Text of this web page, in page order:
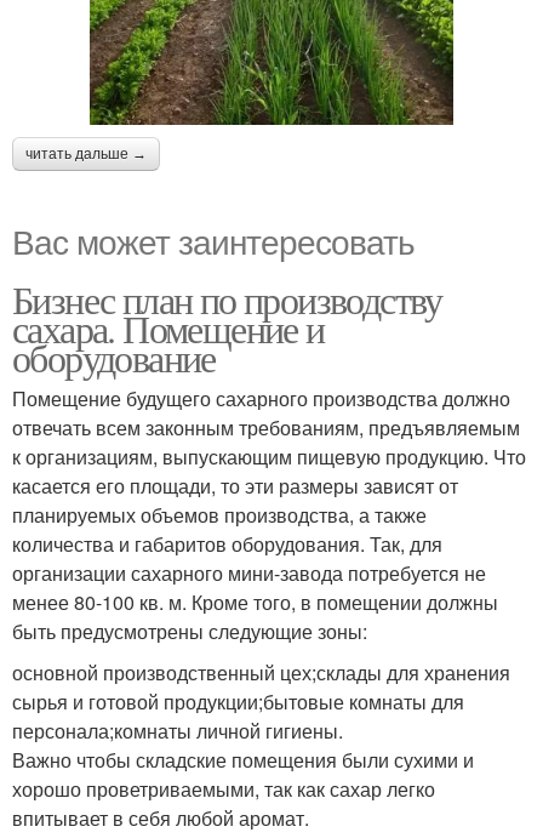
читать дальше →
Вас может заинтересовать
Бизнес план по производству
сахара. Помещение и
оборудование
Помещение будущего сахарного производства должно
отвечать всем законным требованиям, предъявляемым
к организациям, выпускающим пищевую продукцию. Что
касается его площади, то эти размеры зависят от
планируемых объемов производства, а также
количества и габаритов оборудования. Так, для
организации сахарного мини-завода потребуется не
менее 80-100 кв. м. Кроме того, в помещении должны
быть предусмотрены следующие зоны:
основной производственный цех;склады для хранения
сырья и готовой продукции;бытовые комнаты для
персонала;комнаты личной гигиены.
Важно чтобы складские помещения были сухими и
хорошо проветриваемыми, так как сахар легко
впитывает в себя любой аромат.